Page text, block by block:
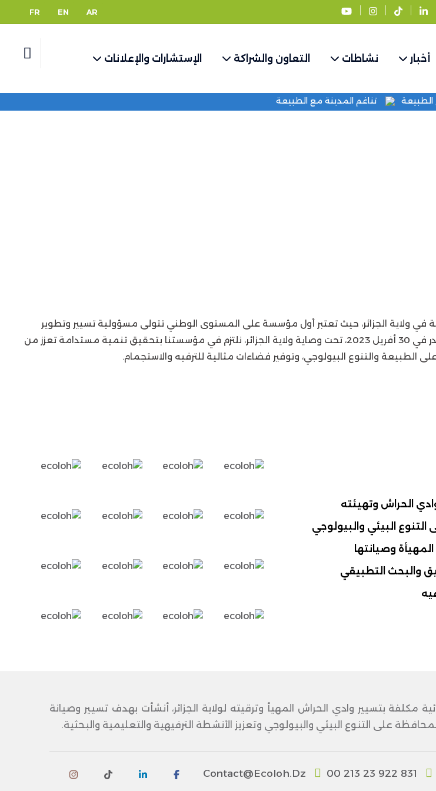
AR
EN
FR
أخبار نشاطات التعاون والشراكة الإستشارات والإعلانات
الطبيعة تناغم المدينة مع الطبيعة
ولاية الجزائر، حيث تعتبر أول مؤسسة على المستوى الوطني تتولى مسؤولية تسيير وتطوير
. منذ تأسيسها بموجب قرار وزاري مشترك صدر في 30 أفريل 2023، تحت وصاية ولاية الجزائر، نلتزم في مؤسستنا بتحقيق تنمية مستدامة تعزز من
الطبيعة والتنوع البيولوجي، وتوفير فضاءات مثالية للترفيه والاستجمام.
الحراش وتهيئته
التنوع البيئي والبيولوجي
وصيانتها
والبحث التطبيقي
بتسيير وادي الحراش المهيأ وترقيته لولاية الجزائر، أنشأت بهدف تسيير وصيانة
على التنوع البيئي والبيولوجي وتعزيز الأنشطة الترفيهية والتعليمية والبحثية.
00 213 23 922 831
Contact@ecoloh.dz